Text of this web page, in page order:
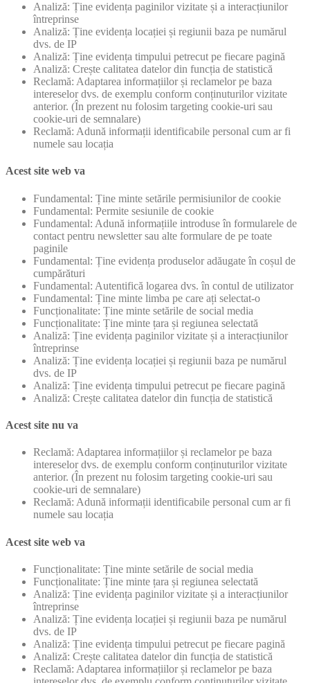
Analiză: Ține evidența paginilor vizitate și a interacțiunilor
întreprinse
Analiză: Ține evidența locației și regiunii baza pe numărul
dvs. de IP
Analiză: Ține evidența timpului petrecut pe fiecare pagină
Analiză: Crește calitatea datelor din funcția de statistică
Reclamă: Adaptarea informațiilor și reclamelor pe baza
intereselor dvs. de exemplu conform conținuturilor vizitate
anterior. (În prezent nu folosim targeting cookie-uri sau
cookie-uri de semnalare)
Reclamă: Adună informații identificabile personal cum ar fi
numele sau locația
Acest site web va
Fundamental: Ține minte setările permisiunilor de cookie
Fundamental: Permite sesiunile de cookie
Fundamental: Adună informațiile introduse în formularele de
contact pentru newsletter sau alte formulare de pe toate
paginile
Fundamental: Ține evidența produselor adăugate în coșul de
cumpărături
Fundamental: Autentifică logarea dvs. în contul de utilizator
Fundamental: Ține minte limba pe care ați selectat-o
Funcționalitate: Ține minte setările de social media
Funcționalitate: Ține minte țara și regiunea selectată
Analiză: Ține evidența paginilor vizitate și a interacțiunilor
întreprinse
Analiză: Ține evidența locației și regiunii baza pe numărul
dvs. de IP
Analiză: Ține evidența timpului petrecut pe fiecare pagină
Analiză: Crește calitatea datelor din funcția de statistică
Acest site nu va
Reclamă: Adaptarea informațiilor și reclamelor pe baza
intereselor dvs. de exemplu conform conținuturilor vizitate
anterior. (În prezent nu folosim targeting cookie-uri sau
cookie-uri de semnalare)
Reclamă: Adună informații identificabile personal cum ar fi
numele sau locația
Acest site web va
Funcționalitate: Ține minte setările de social media
Funcționalitate: Ține minte țara și regiunea selectată
Analiză: Ține evidența paginilor vizitate și a interacțiunilor
întreprinse
Analiză: Ține evidența locației și regiunii baza pe numărul
dvs. de IP
Analiză: Ține evidența timpului petrecut pe fiecare pagină
Analiză: Crește calitatea datelor din funcția de statistică
Reclamă: Adaptarea informațiilor și reclamelor pe baza